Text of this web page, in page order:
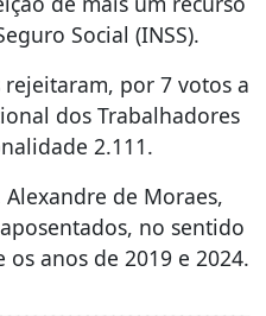
Social (INSS).
por 7 votos a
dos Trabalhadores
2.111.
de Moraes,
no sentido
anos de 2019 e 2024.